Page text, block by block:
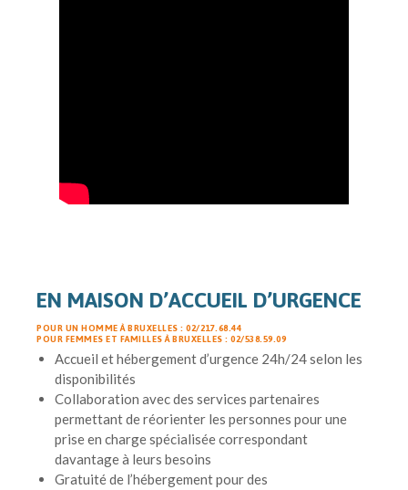
EN MAISON D’ACCUEIL D’URGENCE
POUR UN HOMME À BRUXELLES : 02/217.68.44
POUR FEMMES ET FAMILLES À BRUXELLES : 02/538.59.09
Accueil et hébergement d’urgence 24h/24 selon les
disponibilités
Collaboration avec des services partenaires
permettant de réorienter les personnes pour une
prise en charge spécialisée correspondant
davantage à leurs besoins
Gratuité de l’hébergement pour des